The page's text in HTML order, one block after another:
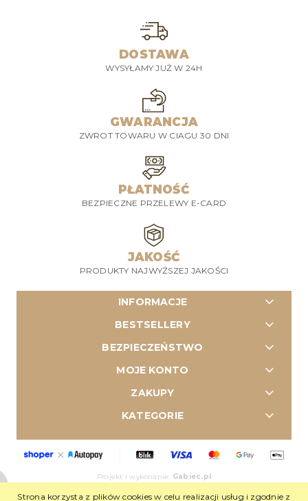
Strona korzysta z plików cookies w celu realizacji usług i zgodnie z
DOSTAWA
WYSYŁAMY JUŻ W 24H
GWARANCJA
ZWROT TOWARU W CIAGU 30 DNI
PŁATNOŚĆ
BEZPIECZNE PRZELEWY E-CARD
JAKOŚĆ
PRODUKTY NAJWYŻSZEJ JAKOŚCI
INFORMACJE
BESTSELLERY
BEZPIECZEŃSTWO
MOJE KONTO
ZAKUPY
KATEGORIE
Projekt i wykonanie: Gabiec.pl
Sklep internetowy Shoper Premium